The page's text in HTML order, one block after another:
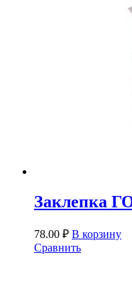
Заклепка
78.00 ₽ В корзину
Сравнить